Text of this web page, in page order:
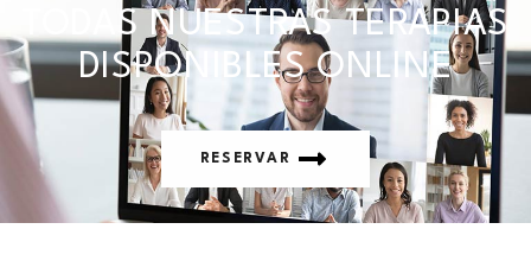
TODAS NUESTRAS TERAPIAS
DISPONIBLES ONLINE
RESERVAR